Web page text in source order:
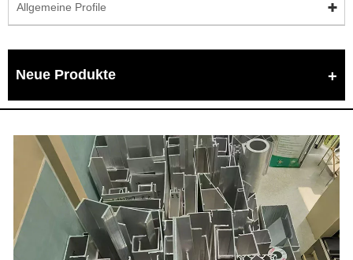
Allgemeine Profile
Neue Produkte